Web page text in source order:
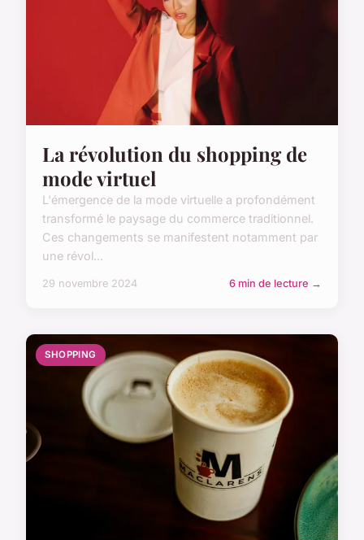
La révolution du shopping de
mode virtuel
L'émergence de la mode virtuelle a profondément
transformé le paysage du commerce traditionnel.
Ces changements se manifestent notamment par
une révol...
29 novembre 2024 6 min de lecture →
SHOPPING